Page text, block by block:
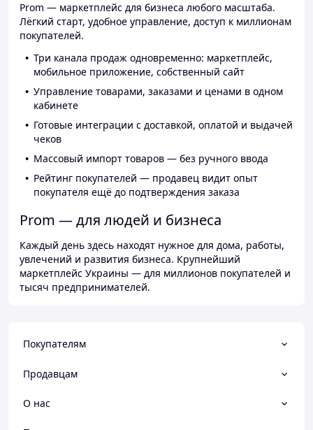
Prom — маркетплейс для бизнеса любого масштаба.
Лёгкий старт, удобное управление, доступ к миллионам
покупателей.
Три канала продаж одновременно: маркетплейс,
мобильное приложение, собственный сайт
Управление товарами, заказами и ценами в одном
кабинете
Готовые интеграции с доставкой, оплатой и выдачей
чеков
Массовый импорт товаров — без ручного ввода
Рейтинг покупателей — продавец видит опыт
покупателя ещё до подтверждения заказа
Prom — для людей и бизнеса
Каждый день здесь находят нужное для дома, работы,
увлечений и развития бизнеса. Крупнейший
маркетплейс Украины — для миллионов покупателей и
тысяч предпринимателей.
Покупателям
Продавцам
О нас